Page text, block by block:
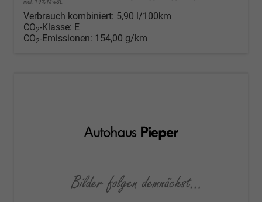
incl. 19% MwSt.
Verbrauch kombiniert: 5,90 l/100km
CO2-Klasse: E
CO2-Emissionen: 154,00 g/km